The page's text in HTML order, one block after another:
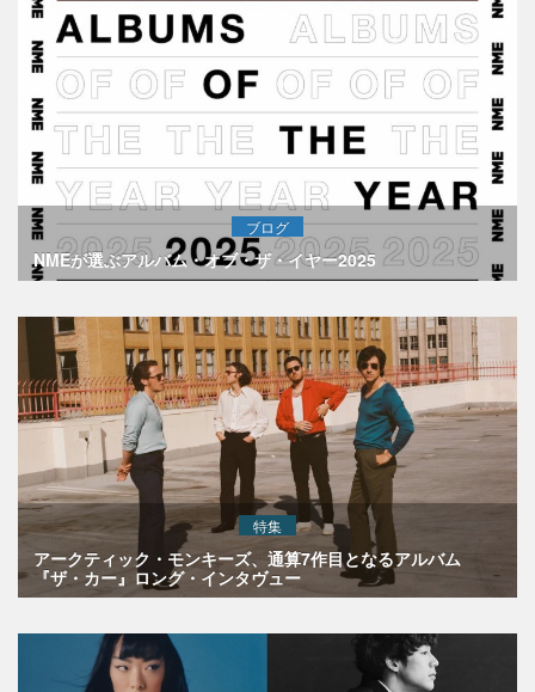
ブログ
NMEが選ぶアルバム・オブ・ザ・イヤー2025
特集
アークティック・モンキーズ、通算7作目となるアルバム
『ザ・カー』ロング・インタヴュー